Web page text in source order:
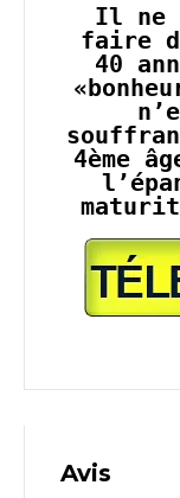
Il ne
faire
40
4ème
Avis